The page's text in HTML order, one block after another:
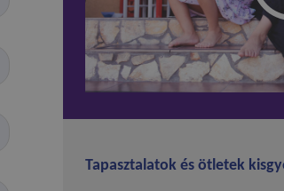
Tapasztalatok és ötletek